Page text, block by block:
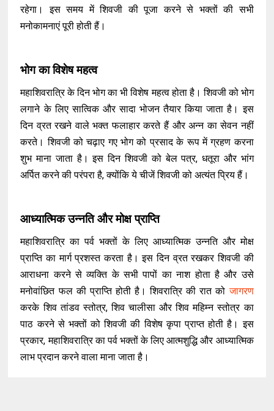
रहेगा। इस समय में शिवजी की पूजा करने से भक्तों की सभी
मनोकामनाएं पूरी होती हैं।
भोग का विशेष महत्व
महाशिवरात्रि के दिन भोग का भी विशेष महत्व होता है। शिवजी को भोग
लगाने के लिए सात्विक और सादा भोजन तैयार किया जाता है। इस
दिन व्रत रखने वाले भक्त फलाहार करते हैं और अन्न का सेवन नहीं
करते। शिवजी को चढ़ाए गए भोग को प्रसाद के रूप में ग्रहण करना
शुभ माना जाता है। इस दिन शिवजी को बेल पत्र, धतूरा और भांग
अर्पित करने की परंपरा है, क्योंकि ये चीजें शिवजी को अत्यंत प्रिय हैं।
आध्यात्मिक उन्नति और मोक्ष प्राप्ति
महाशिवरात्रि का पर्व भक्तों के लिए आध्यात्मिक उन्नति और मोक्ष
प्राप्ति का मार्ग प्रशस्त करता है। इस दिन व्रत रखकर शिवजी की
आराधना करने से व्यक्ति के सभी पापों का नाश होता है और उसे
मनोवांछित फल की प्राप्ति होती है। शिवरात्रि की रात कोजागरण
करके शिव तांडव स्तोत्र, शिव चालीसा और शिव महिम्न स्तोत्र का
पाठ करने से भक्तों को शिवजी की विशेष कृपा प्राप्त होती है। इस
प्रकार, महाशिवरात्रि का पर्व भक्तों के लिए आत्मशुद्धि और आध्यात्मिक
लाभ प्रदान करने वाला माना जाता है।